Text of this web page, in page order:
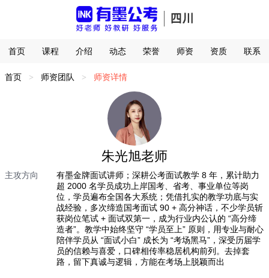
首页 课程 介绍 动态 荣誉 师资 资质 联系
首页 > 师资团队 > 师资详情
朱光旭老师
主攻方向
有墨金牌面试讲师；深耕公考面试教学 8 年，累计助力
超 2000 名学员成功上岸国考、省考、事业单位等岗
位，学员遍布全国各大系统；凭借扎实的教学功底与实
战经验，多次缔造国考面试 90 + 高分神话，不少学员斩
获岗位笔试 + 面试双第一，成为行业内公认的 “高分缔
造者”。教学中始终坚守 “学员至上” 原则，用专业与耐心
陪伴学员从 “面试小白” 成长为 “考场黑马”，深受历届学
员的信赖与喜爱，口碑相传率稳居机构前列。去掉套
路，留下真诚与逻辑，方能在考场上脱颖而出